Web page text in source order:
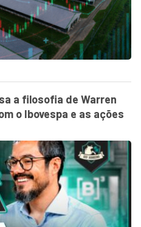
a filosofia de Warren
o Ibovespa e as ações